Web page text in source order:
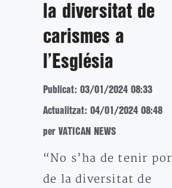
la diversitat de
carismes a
l’Església
Publicat: 03/01/2024 08:33
Actualitzat: 04/01/2024 08:48
per VATICAN NEWS
“No s’ha de tenir por
de la diversitat de